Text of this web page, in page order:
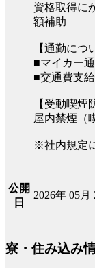
資格取得に
額補助
【通勤につ
■マイカー
■交通費支
【受動喫煙
屋内禁煙（
※社内規定
公開
日
2026年 05月
寮・住み込み